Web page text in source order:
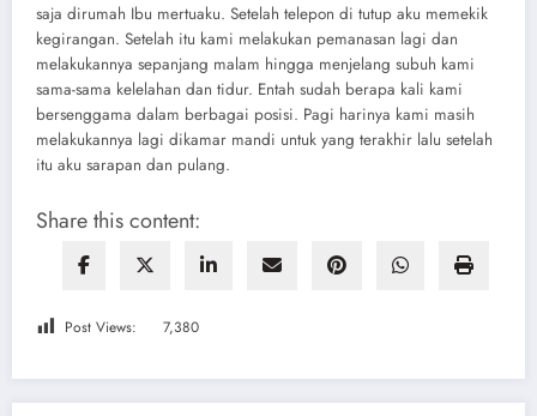
saja dirumah Ibu mertuaku. Setelah telepon di tutup aku memekik
kegirangan. Setelah itu kami melakukan pemanasan lagi dan
melakukannya sepanjang malam hingga menjelang subuh kami
sama-sama kelelahan dan tidur. Entah sudah berapa kali kami
bersenggama dalam berbagai posisi. Pagi harinya kami masih
melakukannya lagi dikamar mandi untuk yang terakhir lalu setelah
itu aku sarapan dan pulang.
Share this content:
Post Views: 7,380